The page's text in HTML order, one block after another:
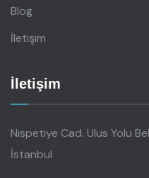
Blog
İletişim
İletişim
Nispetiye Cad. Ulus Yolu
İstanbul